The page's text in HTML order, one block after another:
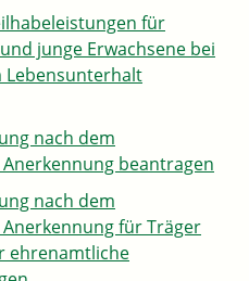
für
junge Erwachsene bei
Lebensunterhalt
nach dem
beantragen
nach dem
für Träger
ehrenamtliche